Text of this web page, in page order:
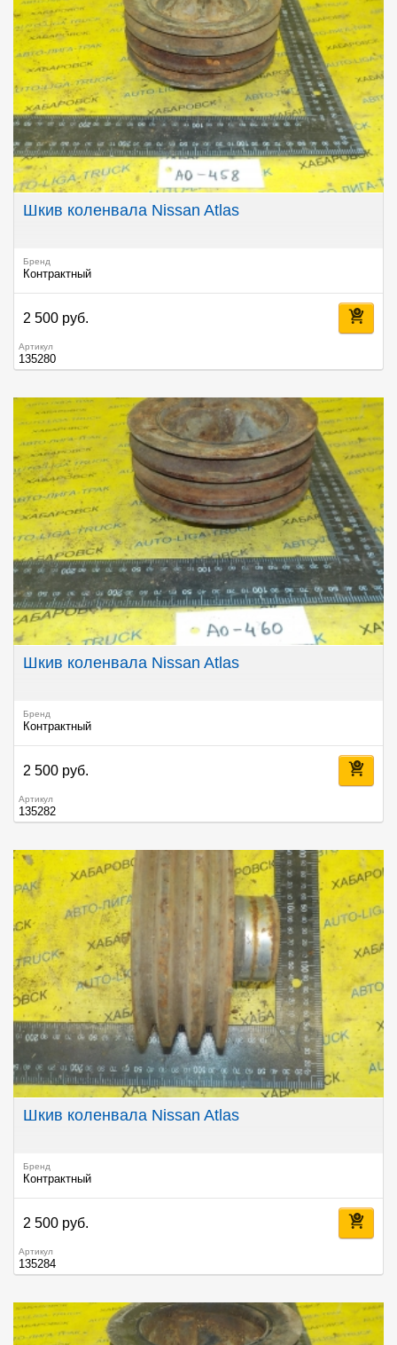
Шкив коленвала Nissan Atlas
Бренд
Контрактный
2 500 руб.
Артикул
135280
Шкив коленвала Nissan Atlas
Бренд
Контрактный
2 500 руб.
Артикул
135282
Шкив коленвала Nissan Atlas
Бренд
Контрактный
2 500 руб.
Артикул
135284